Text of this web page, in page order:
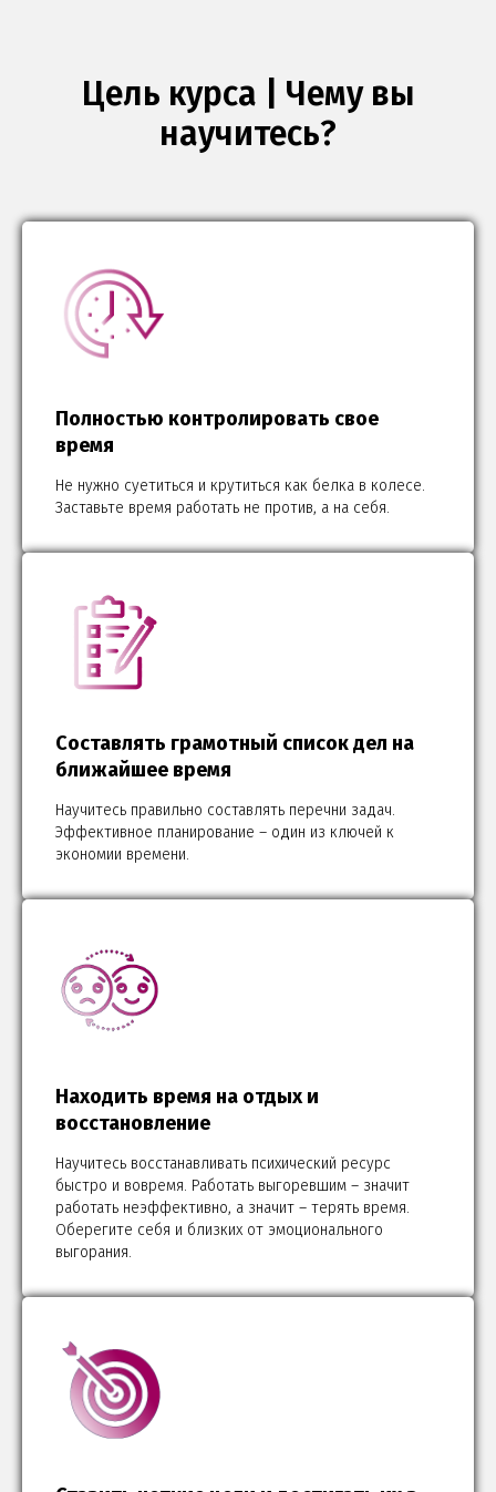
Цель курса | Чему вы
научитесь?
Полностью контролировать свое
время
Не нужно суетиться и крутиться как белка в колесе.
Заставьте время работать не против, а на себя.
Составлять грамотный список дел на
ближайшее время
Научитесь правильно составлять перечни задач.
Эффективное планирование – один из ключей к
экономии времени.
Находить время на отдых и
восстановление
Научитесь восстанавливать психический ресурс
быстро и вовремя. Работать выгоревшим – значит
работать неэффективно, а значит – терять время.
Оберегите себя и близких от эмоционального
выгорания.